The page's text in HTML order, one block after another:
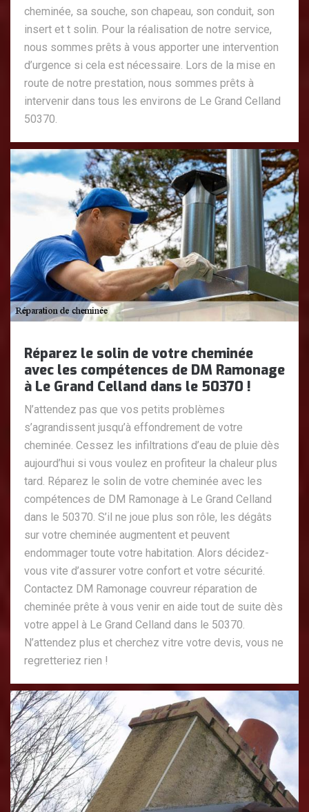
cheminée, sa souche, son chapeau, son conduit, son
insert et t solin. Pour la réalisation de notre service,
nous sommes prêts à vous apporter une intervention
d’urgence si cela est nécessaire. Lors de la mise en
route de notre prestation, nous sommes prêts à
intervenir dans tous les environs de Le Grand Celland
50370.
Réparez le solin de votre cheminée
avec les compétences de DM Ramonage
à Le Grand Celland dans le 50370 !
N’attendez pas que vos petits problèmes
s’agrandissent jusqu’à effondrement de votre
cheminée. Cessez les infiltrations d’eau de pluie dès
aujourd’hui si vous voulez en profiteur la chaleur plus
tard. Réparez le solin de votre cheminée avec les
compétences de DM Ramonage à Le Grand Celland
dans le 50370. S’il ne joue plus son rôle, les dégâts
sur votre cheminée augmentent et peuvent
endommager toute votre habitation. Alors décidez-
vous vite d’assurer votre confort et votre sécurité.
Contactez DM Ramonage couvreur réparation de
cheminée prête à vous venir en aide tout de suite dès
votre appel à Le Grand Celland dans le 50370.
N’attendez plus et cherchez vitre votre devis, vous ne
regretteriez rien !